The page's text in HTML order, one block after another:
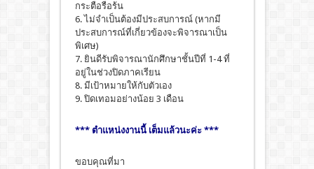
กระตือรือร้น
6. ไม่จำเป็นต้องมีประสบการณ์ (หากมี
ประสบการณ์ที่เกี่ยวข้องจะพิจารณาเป็น
พิเศษ)
7. ยินดีรับพิจารณานักศึกษาชั้นปีที่ 1-4 ที่
อยู่ในช่วงปิดภาคเรียน
8. มีเป้าหมายให้กับตัวเอง
9. ปิดเทอมอย่างน้อย 3 เดือน
*** ตำแหน่งงานนี้ เต็มแล้วนะค่ะ ***
ขอบคุณที่มา